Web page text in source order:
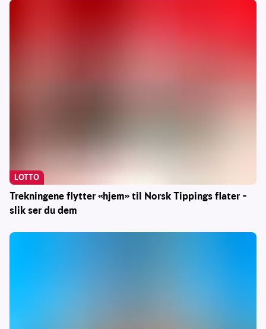
Trekningene flytter «hjem» til Norsk Tippings flater –
slik ser du dem
LOTTO